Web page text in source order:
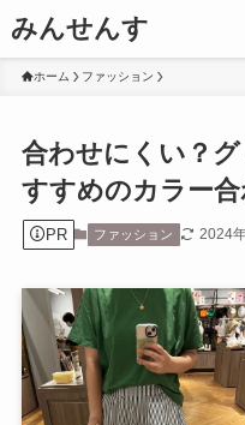
みんせんす
ホーム ファッション
合わせにくい？
すすめのカラー
PR ファッション 2024